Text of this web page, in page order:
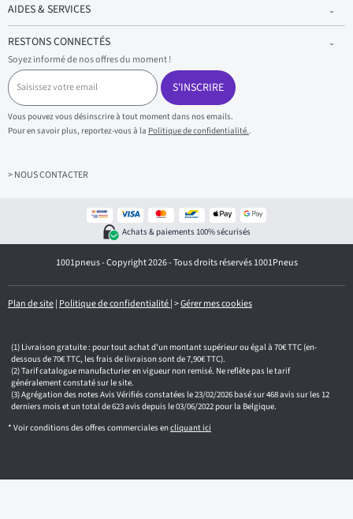
AIDES & SERVICES
RESTONS CONNECTÉS
Soyez informé de nos offres du moment !
S
a
i
s
i
s
z
i
l
S'INSCRIRE
Vous pouvez vous désinscrire à tout moment dans nos emails.
Pour en savoir plus, reportez-vous à la Politique de confidentialité..
> NOUS CONTACTER
Achats & paiements 100% sécurisés
1001pneus - Copyright 2026 - Tous droits réservés 1001Pneus
Plan de site| Politique de confidentialité|>Gérer mes cookies
Livraison gratuite : pour tout achat d'un montant supérieur ou égal à 70€ TTC (en-
dessous de 70€ TTC, les frais de livraison sont de 7,90€ TTC).
Tarif catalogue manufacturier en vigueur non remisé. Ne reflète pas le tarif
généralement constaté sur le site.
Agrégation des notes Avis Vérifiés constatées le 23/02/2026 basé sur 468 avis sur les 12
derniers mois et un total de 623 avis depuis le 03/06/2022 pour la Belgique.
* Voir conditions des offres commerciales encliquant ici